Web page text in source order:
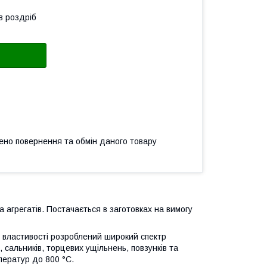
роздріб
повернення та обмін даного товару
Постачається в заготовках на вимогу
розроблений широкий спектр
торцевих ущільнень, повзунків та
до 800 °C.